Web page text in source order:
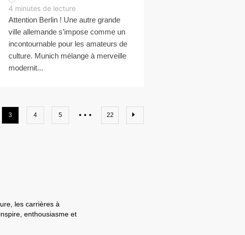
4 minutes de lecture
Attention Berlin ! Une autre grande
ville allemande s’impose comme un
incontournable pour les amateurs de
culture. Munich mélange à merveille
modernit...
3 4 5 22
les carrières à
enthousiasme et